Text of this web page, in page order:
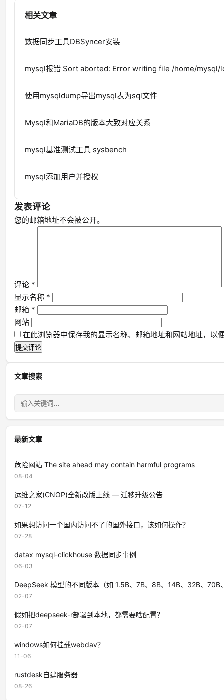
相关文章
数据同步工具DBSyncer安装
mysql报错 Sort aborted: Error writing file /home/mysql/
使用mysqldump导出mysql表为sql文件
Mysql和MariaDB的版本大致对应关系
mysql基准测试工具 sysbench
mysql添加用户并授权
发表评论
您的邮箱地址不会被公开。
评论 *
显示名称 *
邮箱 *
网站
在此浏览器中保存我的显示名称、邮箱地址和网站地址，以
文章搜索
最新文章
危险网站 The site ahead may contain harmful programs
08-04
运维之家(CNOP)全新改版上线 — 迁移升级公告
07-12
如果想访问一个国内访问不了的国外接口，该如何操作？
07-28
datax mysql-clickhouse 数据同步事例
06-03
DeepSeek 模型的不同版本（如 1.5B、7B、8B、14B、32B、70B
02-07
假如把deepseek-r部署到本地，都需要啥配置？
02-07
windows如何挂载webdav？
11-06
rustdesk自建服务器
08-26